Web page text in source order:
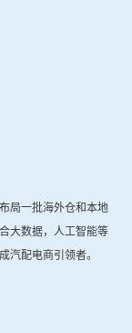
局一批海外仓和本地
大数据，人工智能等
汽配电商引领者。